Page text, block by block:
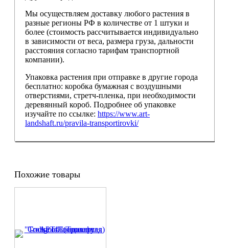
Мы осуществляем доставку любого растения в
разные регионы РФ в количестве от 1 штуки и
более (стоимость рассчитывается индивидуально
в зависимости от веса, размера груза, дальности
расстояния согласно тарифам транспортной
компании).
Упаковка растения при отправке в другие города
бесплатно: коробка бумажная с воздушными
отверстиями, стретч-пленка, при необходимости
деревянный короб. Подробнее об упаковке
изучайте по ссылке: https://www.art-
landshaft.ru/pravila-transportirovki/
Похожие товары